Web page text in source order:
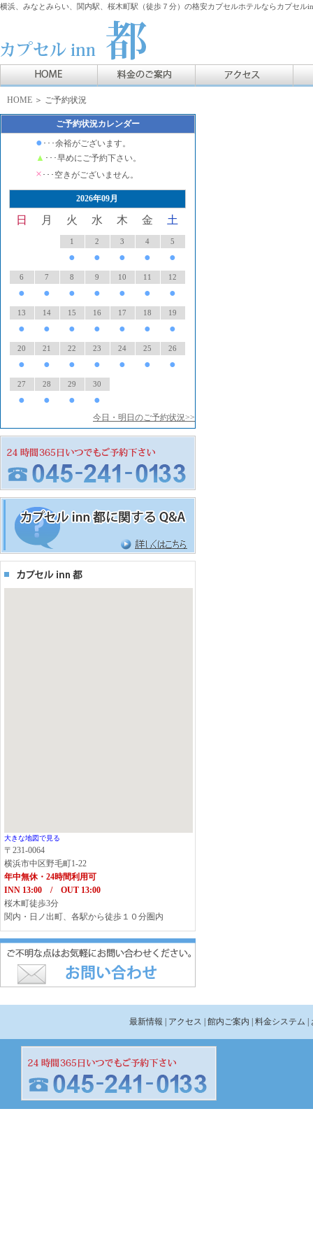
横浜、みなとみらい、関内駅、桜木町駅（徒歩７分）の格安カプセルホテルならカプセル
HOME ＞ ご予約状況
ご予約状況カレンダー
● ･･･余裕がございます。
▲ ･･･早めにご予約下さい。
× ･･･空きがございません。
2026年09月
日 月 火 水 木 金 土
1
●
2
●
3
●
4
●
5
●
6
●
7
●
8
●
9
●
10
●
11
●
12
●
13
●
14
●
15
●
16
●
17
●
18
●
19
●
20
●
21
●
22
●
23
●
24
●
25
●
26
●
27
●
28
●
29
●
30
●
今日・明日のご予約状況>>
大きな地図で見る
〒231-0064
横浜市中区野毛町1-22
年中無休・24時間利用可
INN 13:00 / OUT 13:00
桜木町徒歩3分
関内・日ノ出町、各駅から徒歩１０分圏内
最新情報 | アクセス | 館内ご案内 | 料金システム